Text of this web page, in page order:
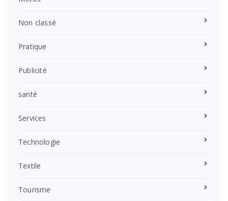
Non classé
Pratique
Publicité
santé
Services
Technologie
Textile
Tourisme